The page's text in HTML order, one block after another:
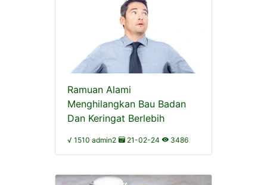
Ramuan Alami
Menghilangkan Bau Badan
Dan Keringat Berlebih
√ 1510 admin2 21-02-24 3486